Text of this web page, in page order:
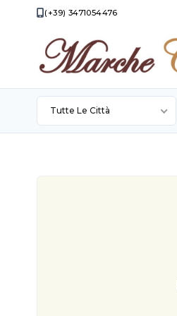
(+39) 3471054476
Tutte Le Città
Apecchio